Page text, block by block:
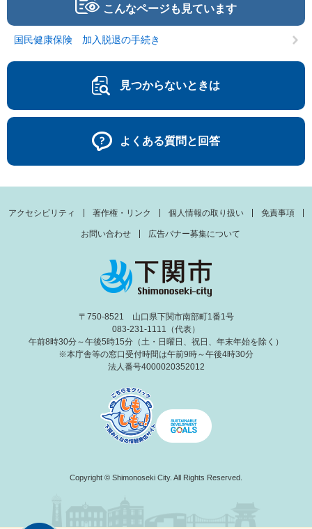
こんなページも見ています
国民健康保険 加入脱退の手続き
見つからないときは
よくある質問と回答
アクセシビリティ 著作権・リンク 個人情報の取り扱い 免責事項
お問い合わせ 広告バナー募集について
〒750-8521 山口県下関市南部町1番1号
083-231-1111（代表）
午前8時30分～午後5時15分（土・日曜日、祝日、年末年始を除く）
※本庁舎等の窓口受付時間は午前9時～午後4時30分
法人番号4000020352012
Copyright © Shimonoseki City. All Rights Reserved.